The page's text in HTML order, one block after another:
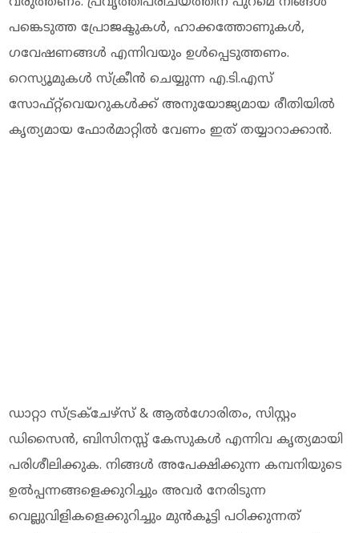
പങ്കെടുത്ത പ്രോജക്ടുകൾ, ഹാക്കത്തോണുകൾ,
ഗവേഷണങ്ങൾ എന്നിവയും ഉൾപ്പെടുത്തണം.
റെസ്യൂമുകൾ സ്ക്രീൻ ചെയ്യുന്ന എ.ടി.എസ്
സോഫ്റ്റ്‌വെയറുകൾക്ക് അനുയോജ്യമായ രീതിയിൽ
കൃത്യമായ ഫോർമാറ്റിൽ വേണം ഇത് തയ്യാറാക്കാൻ.
ഡാറ്റാ സ്ട്രക്ചേഴ്സ് & ആൽഗോരിതം, സിസ്റ്റം
ഡിസൈൻ, ബിസിനസ്സ് കേസുകൾ എന്നിവ കൃത്യമായി
പരിശീലിക്കുക. നിങ്ങൾ അപേക്ഷിക്കുന്ന കമ്പനിയുടെ
ഉൽപ്പന്നങ്ങളെക്കുറിച്ചും അവർ നേരിടുന്ന
വെല്ലുവിളികളെക്കുറിച്ചും മുൻകൂട്ടി പഠിക്കുന്നത്